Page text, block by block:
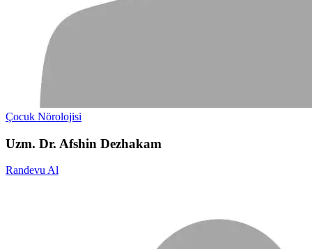
Çocuk Nörolojisi
Uzm. Dr. Afshin Dezhakam
Randevu Al